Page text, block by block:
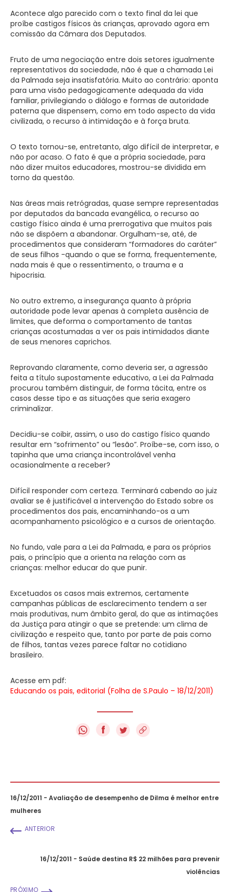
Acontece algo parecido com o texto final da lei que
proíbe castigos físicos às crianças, aprovado agora em
comissão da Câmara dos Deputados.
Fruto de uma negociação entre dois setores igualmente
representativos da sociedade, não é que a chamada Lei
da Palmada seja insatisfatória. Muito ao contrário: aponta
para uma visão pedagogicamente adequada da vida
familiar, privilegiando o diálogo e formas de autoridade
paterna que dispensem, como em todo aspecto da vida
civilizada, o recurso à intimidação e à força bruta.
O texto tornou-se, entretanto, algo difícil de interpretar, e
não por acaso. O fato é que a própria sociedade, para
não dizer muitos educadores, mostrou-se dividida em
torno da questão.
Nas áreas mais retrógradas, quase sempre representadas
por deputados da bancada evangélica, o recurso ao
castigo físico ainda é uma prerrogativa que muitos pais
não se dispõem a abandonar. Orgulham-se, até, de
procedimentos que consideram “formadores do caráter”
de seus filhos -quando o que se forma, frequentemente,
nada mais é que o ressentimento, o trauma e a
hipocrisia.
No outro extremo, a insegurança quanto à própria
autoridade pode levar apenas à completa ausência de
limites, que deforma o comportamento de tantas
crianças acostumadas a ver os pais intimidados diante
de seus menores caprichos.
Reprovando claramente, como deveria ser, a agressão
feita a título supostamente educativo, a Lei da Palmada
procurou também distinguir, de forma tácita, entre os
casos desse tipo e as situações que seria exagero
criminalizar.
Decidiu-se coibir, assim, o uso do castigo físico quando
resultar em “sofrimento” ou “lesão”. Proíbe-se, com isso, o
tapinha que uma criança incontrolável venha
ocasionalmente a receber?
Difícil responder com certeza. Terminará cabendo ao juiz
avaliar se é justificável a intervenção do Estado sobre os
procedimentos dos pais, encaminhando-os a um
acompanhamento psicológico e a cursos de orientação.
No fundo, vale para a Lei da Palmada, e para os próprios
pais, o princípio que a orienta na relação com as
crianças: melhor educar do que punir.
Excetuados os casos mais extremos, certamente
campanhas públicas de esclarecimento tendem a ser
mais produtivas, num âmbito geral, do que as intimações
da Justiça para atingir o que se pretende: um clima de
civilização e respeito que, tanto por parte de pais como
de filhos, tantas vezes parece faltar no cotidiano
brasileiro.
Acesse em pdf:
Educando os pais, editorial (Folha de S.Paulo – 18/12/2011)
f
16/12/2011 - Avaliação de desempenho de Dilma é melhor entre
mulheres
ANTERIOR
16/12/2011 - Saúde destina R$ 22 milhões para prevenir
violências
PRÓXIMO